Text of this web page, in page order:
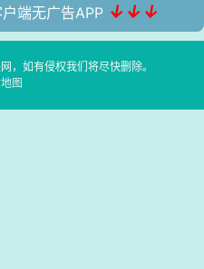
端无广告APP ↓↓↓
，如有侵权我们将尽快删除。
图